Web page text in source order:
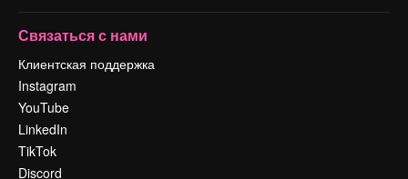
Связаться с нами
Клиентская поддержка
Instagram
YouTube
LinkedIn
TikTok
Discord